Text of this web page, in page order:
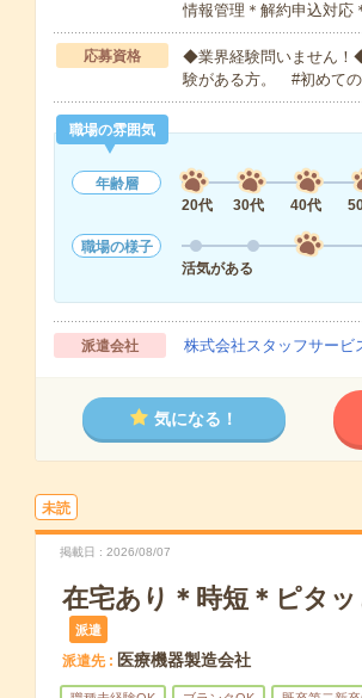
情報管理＊解約申込対
応募資格
◆業界経験問いません！
験がある方。 #初めて
職場の雰囲気
年齢層
20代
30代 40代
職場の様子
活気がある
派遣会社 株式会社スタッフサービ
気になる！
未読
掲載日 2026/08/07
在宅あり＊時短＊ピタ
派遣
派遣先 医療機器製造会社